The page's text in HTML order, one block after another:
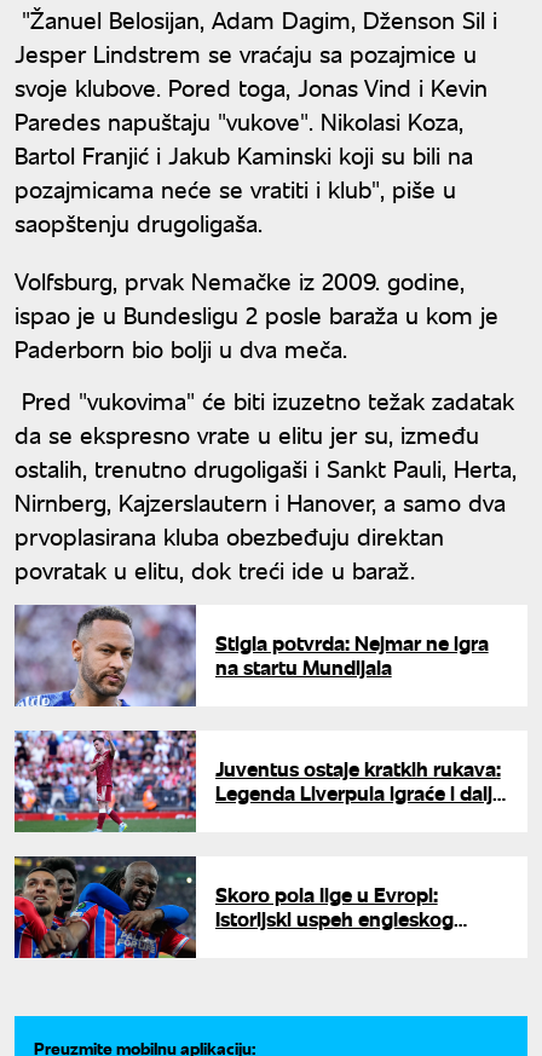
"Žanuel Belosijan, Adam Dagim, Dženson Sil i
Jesper Lindstrem se vraćaju sa pozajmice u
svoje klubove. Pored toga, Jonas Vind i Kevin
Paredes napuštaju "vukove". Nikolasi Koza,
Bartol Franjić i Jakub Kaminski koji su bili na
pozajmicama neće se vratiti i klub", piše u
saopštenju drugoligaša.
Volfsburg, prvak Nemačke iz 2009. godine,
ispao je u Bundesligu 2 posle baraža u kom je
Paderborn bio bolji u dva meča.
Pred "vukovima" će biti izuzetno težak zadatak
da se ekspresno vrate u elitu jer su, između
ostalih, trenutno drugoligaši i Sankt Pauli, Herta,
Nirnberg, Kajzerslautern i Hanover, a samo dva
prvoplasirana kluba obezbeđuju direktan
povratak u elitu, dok treći ide u baraž.
Stigla potvrda: Nejmar ne igra
na startu Mundijala
Juventus ostaje kratkih rukava:
Legenda Liverpula igraće i dalje
Skoro pola lige u Evropi:
Istorijski uspeh engleskog
Preuzmite mobilnu aplikaciju: